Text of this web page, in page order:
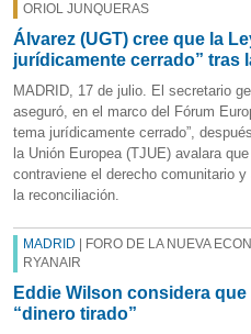
ORIOL JUNQUERAS
Álvarez (UGT) cree que la
jurídicamente cerrado” tras
MADRID, 17 de julio. El secretario
aseguró, en el marco del Fórum
tema jurídicamente cerrado”,
la Unión Europea (TJUE) avalara
contraviene el derecho comunitario
la reconciliación.
MADRID | FORO DE LA NUEVA
RYANAIR
Eddie Wilson considera
“dinero tirado”